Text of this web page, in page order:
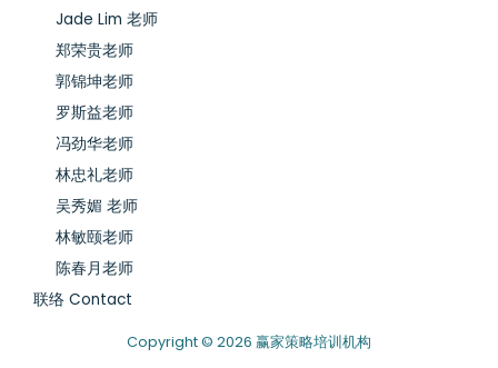
Jade Lim 老师
郑荣贵老师
郭锦坤老师
罗斯益老师
冯劲华老师
林忠礼老师
吴秀媚 老师
林敏颐老师
陈春月老师
联络 Contact
Copyright © 2026 赢家策略培训机构